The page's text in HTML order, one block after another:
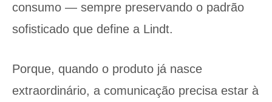
consumo — sempre preservando o padrão
sofisticado que define a Lindt.
Porque, quando o produto já nasce
extraordinário, a comunicação precisa estar à